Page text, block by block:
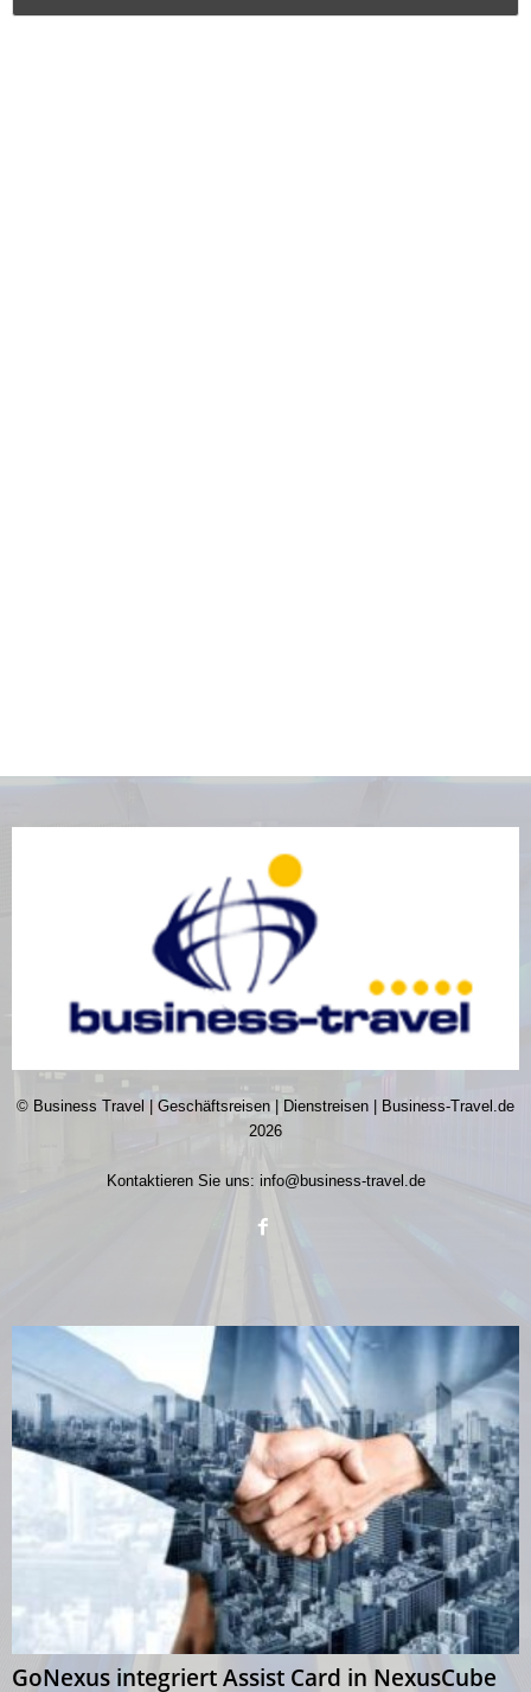
© Business Travel | Geschäftsreisen | Dienstreisen | Business-Travel.de
2026
Kontaktieren Sie uns: info@business-travel.de
GoNexus integriert Assist Card in NexusCube